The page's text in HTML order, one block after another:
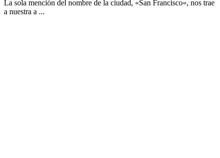
La sola mención del nombre de la ciudad, «San Francisco«, nos trae
a nuestra a ...